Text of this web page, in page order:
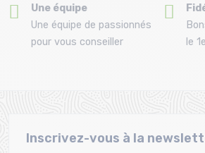
Une équipe
Une équipe de passionnés
pour vous conseiller
le
Inscrivez-vous à la